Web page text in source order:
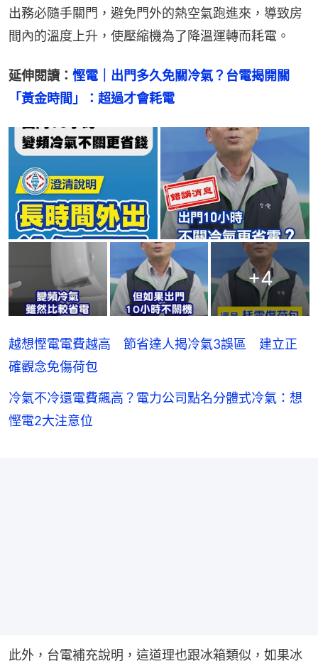
出務必隨手關門，避免門外的熱空氣跑進來，導致房
間內的溫度上升，使壓縮機為了降溫運轉而耗電。
延伸閱讀： 慳電｜出門多久免關冷氣？台電揭開關
「黃金時間」：超過才會耗電
+4
越想慳電電費越高 節省達人揭冷氣3誤區 建立正
確觀念免傷荷包
冷氣不冷還電費飆高？電力公司點名分體式冷氣：想
慳電2大注意位
此外，台電補充說明，這道理也跟冰箱類似，如果冰